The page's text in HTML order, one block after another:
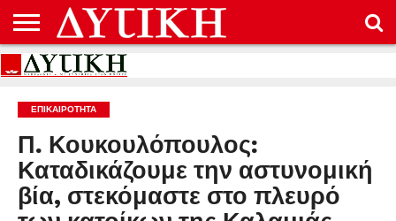
ΑΡΧΙΚΉ
ΕΠΙΚΟΙΝΩΝΊΑ
ΌΡΟΙ
ΠΡΟΣΤΑΣΊΑ
ΔΕΔΟΜΈΝΩΝ
ΕΠΙΚΑΙΡΟΤΗΤΑ
Π. Κουκουλόπουλος:
Καταδικάζουμε την αστυνομική
βία, στεκόμαστε στο πλευρό